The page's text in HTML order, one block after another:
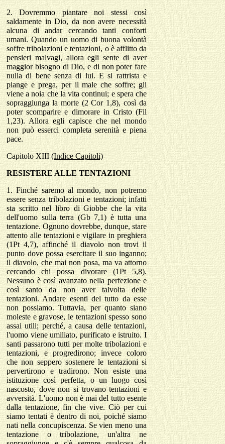
2. Dovremmo piantare noi stessi così
saldamente in Dio, da non avere necessità
alcuna di andar cercando tanti conforti
umani. Quando un uomo di buona volontà
soffre tribolazioni e tentazioni, o è afflitto da
pensieri malvagi, allora egli sente di aver
maggior bisogno di Dio, e di non poter fare
nulla di bene senza di lui. E si rattrista e
piange e prega, per il male che soffre; gli
viene a noia che la vita continui; e spera che
sopraggiunga la morte (2 Cor 1,8), così da
poter scomparire e dimorare in Cristo (Fil
1,23). Allora egli capisce che nel mondo
non può esserci completa serenità e piena
pace.
CapitoloXIII (Indice Capitoli)
RESISTERE ALLE TENTAZIONI
1. Finché saremo al mondo, non potremo
essere senza tribolazioni e tentazioni; infatti
sta scritto nel libro di Giobbe che la vita
dell'uomo sulla terra (Gb 7,1) è tutta una
tentazione. Ognuno dovrebbe, dunque, stare
attento alle tentazioni e vigilare in preghiera
(1Pt 4,7), affinché il diavolo non trovi il
punto dove possa esercitare il suo inganno;
il diavolo, che mai non posa, ma va attorno
cercando chi possa divorare (1Pt 5,8).
Nessuno è così avanzato nella perfezione e
così santo da non aver talvolta delle
tentazioni. Andare esenti del tutto da esse
non possiamo. Tuttavia, per quanto siano
moleste e gravose, le tentazioni spesso sono
assai utili; perché, a causa delle tentazioni,
l'uomo viene umiliato, purificato e istruito. I
santi passarono tutti per molte tribolazioni e
tentazioni, e progredirono; invece coloro
che non seppero sostenere le tentazioni si
pervertirono e tradirono. Non esiste una
istituzione così perfetta, o un luogo così
nascosto, dove non si trovano tentazioni e
avversità. L'uomo non è mai del tutto esente
dalla tentazione, fin che vive. Ciò per cui
siamo tentati è dentro di noi, poiché siamo
nati nella concupiscenza. Se vien meno una
tentazione o tribolazione, un'altra ne